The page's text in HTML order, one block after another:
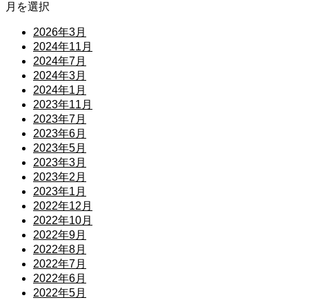
月を選択
2026年3月
2024年11月
2024年7月
2024年3月
2024年1月
2023年11月
2023年7月
2023年6月
2023年5月
2023年3月
2023年2月
2023年1月
2022年12月
2022年10月
2022年9月
2022年8月
2022年7月
2022年6月
2022年5月